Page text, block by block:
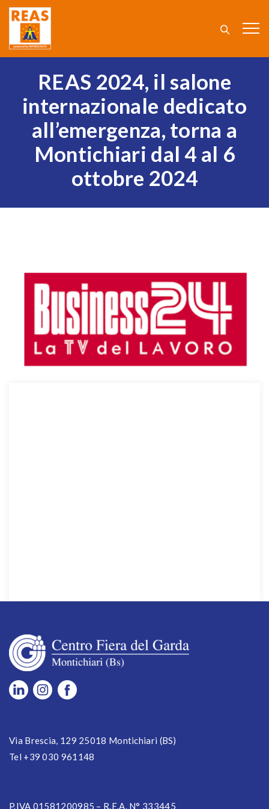
REAS 2024, il salone
internazionale dedicato
all’emergenza, torna a
Montichiari dal 4 al 6
ottobre 2024
Via Brescia, 129 25018 Montichiari (BS)
Tel +39 030 961148
P.IVA 01581200985 – R.E.A. N° 333445